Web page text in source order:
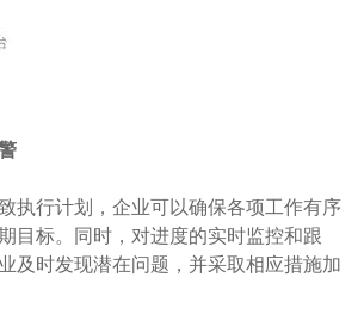
执行计划，企业可以确保各项工作有序
目标。同时，对进度的实时监控和跟
及时发现潜在问题，并采取相应措施加